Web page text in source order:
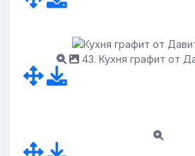
43. Кухня графит от